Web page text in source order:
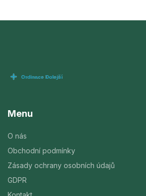
Menu
O nás
Obchodní podmínky
Zásady ochrany osobních údajů
GDPR